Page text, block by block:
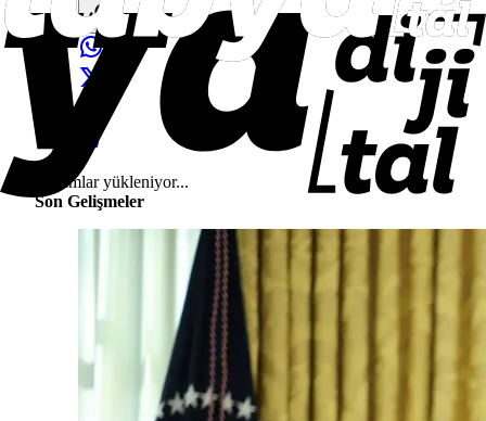
Yorumlar yükleniyor...
Son Gelişmeler